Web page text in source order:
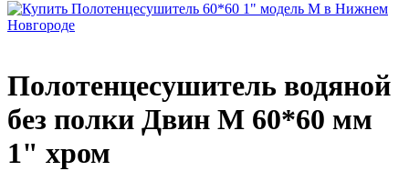
Полотенцесушитель водяной
без полки Двин M 60*60 мм
1" хром